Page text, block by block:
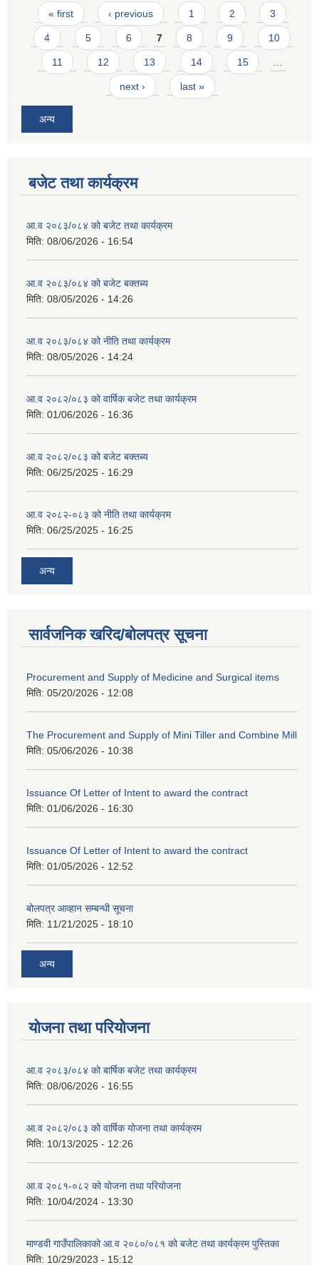
Pages
« first ‹ previous 1 2 3
4 5 6 7 8 9 10
11 12 13 14 15
next › last »
अन्य
बजेट तथा कार्यक्रम
आ.व २०८३/०८४ को बजेट तथा कार्यक्रम
मिति: 08/06/2026 - 16:54
आ.व २०८३/०८४ को बजेट बक्तब्य
मिति: 08/05/2026 - 14:26
आ.व २०८३/०८४ को नीति तथा कार्यक्रम
मिति: 08/05/2026 - 14:24
आ.व २०८२/०८३ को वार्षिक बजेट तथा कार्यक्रम
मिति: 01/06/2026 - 16:36
आ.व २०८२/०८३ को बजेट बक्तब्य
मिति: 06/25/2025 - 16:29
आ.व २०८२-०८३ को नीति तथा कार्यक्रम
मिति: 06/25/2025 - 16:25
अन्य
सार्वजनिक खरिद/बोलपत्र सूचना
Procurement and Supply of Medicine and Surgical items
मिति: 05/20/2026 - 12:08
The Procurement and Supply of Mini Tiller and Combine Mill
मिति: 05/06/2026 - 10:38
Issuance Of Letter of Intent to award the contract
मिति: 01/06/2026 - 16:30
Issuance Of Letter of Intent to award the contract
मिति: 01/05/2026 - 12:52
बोलपत्र आव्हान सम्बन्धी सूचना
मिति: 11/21/2025 - 18:10
अन्य
योजना तथा परियोजना
आ.व २०८३/०८४ को बार्षिक बजेट तथा कार्यक्रम
मिति: 08/06/2026 - 16:55
आ.व २०८२/०८३ को वार्षिक योजना तथा कार्यक्रम
मिति: 10/13/2025 - 12:26
आ.व २०८१-०८२ को योजना तथा परियोजना
मिति: 10/04/2024 - 13:30
माण्डवी गाउँपालिकाको आ.व २०८०/०८१ को बजेट तथा कार्यक्रम पुस्तिका
मिति: 10/29/2023 - 15:12